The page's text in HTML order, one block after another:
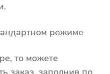
режиме
то можете